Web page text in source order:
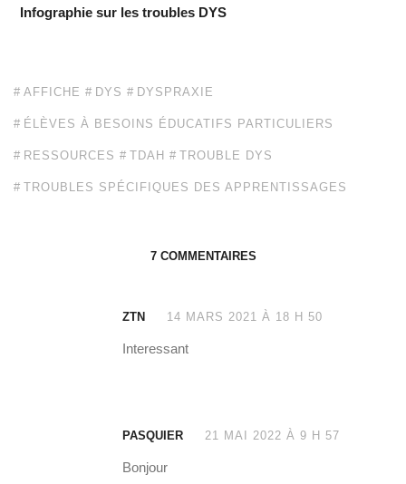
Infographie sur les troubles DYS
AFFICHE DYS DYSPRAXIE
ÉLÈVES À BESOINS ÉDUCATIFS PARTICULIERS
RESSOURCES TDAH TROUBLE DYS
TROUBLES SPÉCIFIQUES DES APPRENTISSAGES
7 COMMENTAIRES
ZTN 14 MARS 2021 À 18 H 50
Interessant
PASQUIER 21 MAI 2022 À 9 H 57
Bonjour